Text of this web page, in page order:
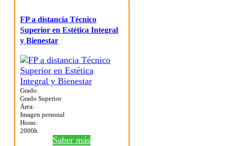
FP a distancia Técnico
Superior en Estética Integral
y Bienestar
Grado:
Grado Superior
Área:
Imagen personal
Horas:
2000h
Saber más